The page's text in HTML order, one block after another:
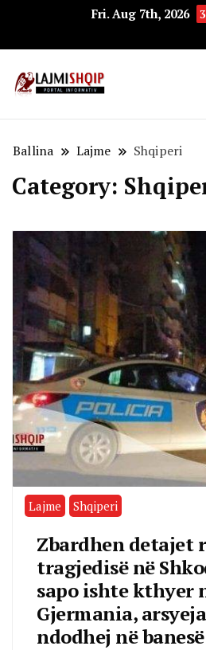
Fri. Aug 7th, 2026
Ballina Lajme Shqiperi
Category:
Lajme Shqiperi
Zbardhen detajet
tragjedisë në
sapo ishte kthyer
Gjermania,
ndodhej në banesë